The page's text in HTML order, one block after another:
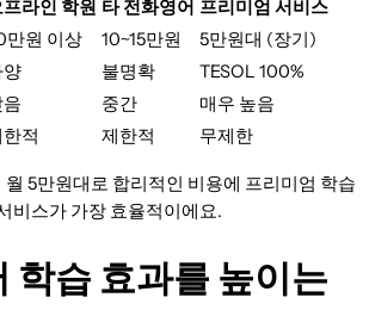
프라인 학원 타 전화영어 프리미엄 서비스
만원 이상 10~15만원
5만원대 (장기)
양 불명확
TESOL 100%
음 중간
매우 높음
적 제한적 무제한
5만원대로 합리적인 비용에 프리미엄 학습
비스가 가장 효율적이에요.
학습 효과를 높이는